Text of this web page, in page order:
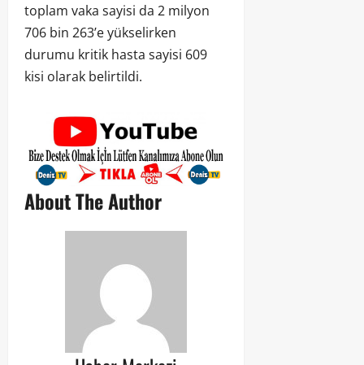
toplam vaka sayisi da 2 milyon
706 bin 263’e yükselirken
durumu kritik hasta sayisi 609
kisi olarak belirtildi.
About The Author